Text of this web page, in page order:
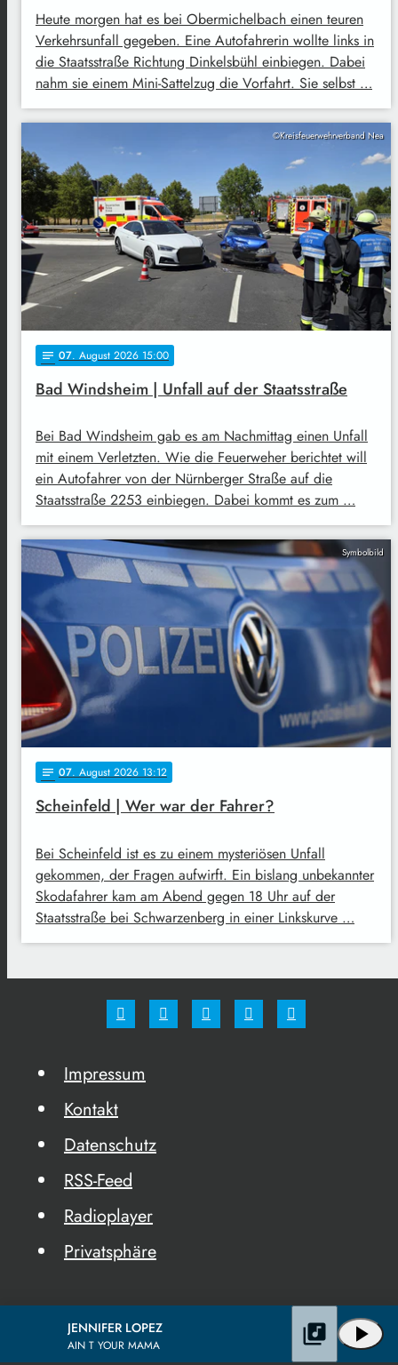
Heute morgen hat es bei Obermichelbach einen teuren
Verkehrsunfall gegeben. Eine Autofahrerin wollte links in
die Staatsstraße Richtung Dinkelsbühl einbiegen. Dabei
nahm sie einem Mini-Sattelzug die Vorfahrt. Sie selbst …
©Kreisfeuerwehrverband Nea
notes 07. August 2026 15:00
Bad Windsheim | Unfall auf der Staatsstraße
Bei Bad Windsheim gab es am Nachmittag einen Unfall
mit einem Verletzten. Wie die Feuerweher berichtet will
ein Autofahrer von der Nürnberger Straße auf die
Staatsstraße 2253 einbiegen. Dabei kommt es zum …
Symbolbild
notes 07. August 2026 13:12
Scheinfeld | Wer war der Fahrer?
Bei Scheinfeld ist es zu einem mysteriösen Unfall
gekommen, der Fragen aufwirft. Ein bislang unbekannter
Skodafahrer kam am Abend gegen 18 Uhr auf der
Staatsstraße bei Schwarzenberg in einer Linkskurve …
Impressum
Kontakt
Datenschutz
RSS-Feed
Radioplayer
Privatsphäre
JENNIFER LOPEZ
AIN T YOUR MAMA play_arrow
library_music